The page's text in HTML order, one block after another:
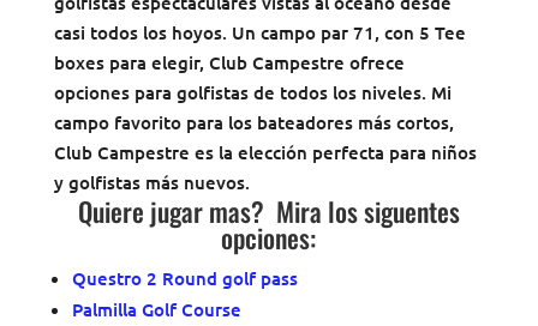
casi todos los hoyos. Un campo par 71, con 5 Tee
boxes para elegir, Club Campestre ofrece
opciones para golfistas de todos los niveles. Mi
campo favorito para los bateadores más cortos,
Club Campestre es la elección perfecta para niños
y golfistas más nuevos.
Quiere jugar mas? Mira los siguentes
opciones:
Questro 2 Round golf pass
Palmilla Golf Course